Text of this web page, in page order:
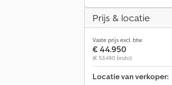
Prijs & locatie
Vaste prijs excl. btw
€ 44.950
(€ 53.490 bruto)
Locatie van verkoper: